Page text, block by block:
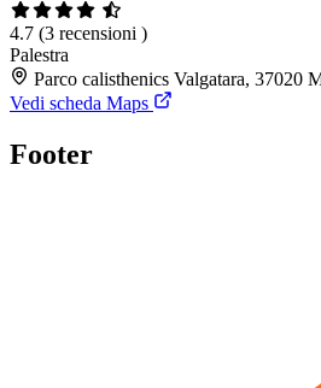
4.7 (3 recensioni )
Palestra
Parco calisthenics Valgatara, 37020
Vedi scheda Maps
Footer